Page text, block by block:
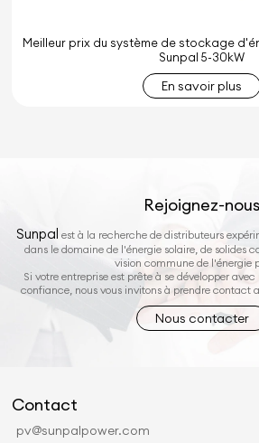
Meilleur prix du système de stockage
Sunpal 5-30kW
En savoir plus
Rejoignez-nous
Sunpal est à la recherche de distributeurs
dans le domaine de l'énergie solaire, de solides
vision commune de l'énergie
Si votre entreprise est prête à se développer
confiance, nous vous invitons à prendre contact
Nous contacter
Contact
pv@sunpalpower.com